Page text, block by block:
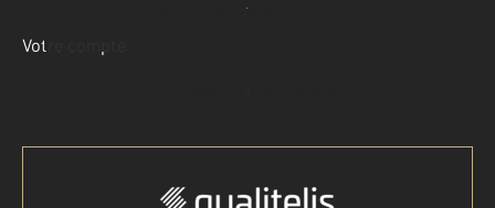
Demander une estimation
Votre compte :
Accéder à mon compte